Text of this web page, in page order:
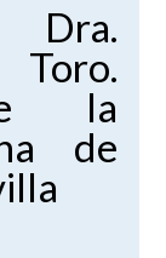
Dra.
la
de